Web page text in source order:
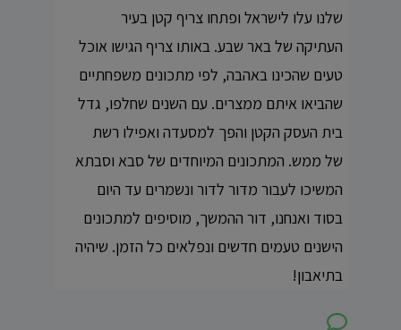
שלנו עלו לישראל ופתחו צריף קטן בעיר
העתיקה של באר שבע. באותו צריף הגישו אוכל
טעים שהכינו באהבה, לפי מתכונים משפחתיים
שהביאו איתם ממצרים. עם השנים שחלפו, גדל
בית העסק הקטן והפך למסעדה ואפילו רשת
של ממש. המתכונים המיוחדים של סבא וסבתא
המשיכו לעבור מדור לדור ונשמרים עד היום
בסוד ואנחנו, דור ההמשך, מוסיפים למתכונים
הישנים טעמים חדשים ונפלאים כל הזמן. שיהיה
בתיאבון!